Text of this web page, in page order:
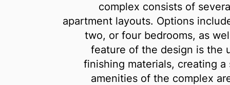
complex consists of
apartment layouts. Options
two, or four bedrooms, as
feature of the design is the
finishing materials, creating
amenities of the complex